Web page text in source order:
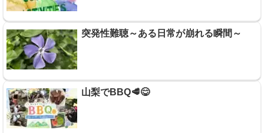
突発性難聴～ある日常が崩れる瞬間～
山梨でBBQ🥩😋